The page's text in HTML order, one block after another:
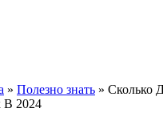
» Полезно знать » Сколько
В 2024